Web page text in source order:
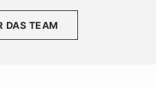
DAS TEAM